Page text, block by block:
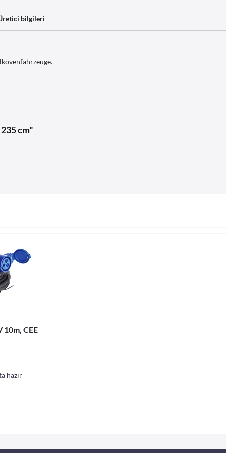
bilgileri
cm"
10m, CEE
hazır